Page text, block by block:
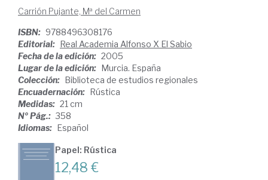
Carrión Pujante, Mª del Carmen
ISBN: 9788496308176
Editorial: Real Academia Alfonso X El Sabio
Fecha de la edición: 2005
Lugar de la edición: Murcia. España
Colección: Biblioteca de estudios regionales
Encuadernación: Rústica
Medidas: 21 cm
Nº Pág.: 358
Idiomas: Español
Papel: Rústica
12,48 €